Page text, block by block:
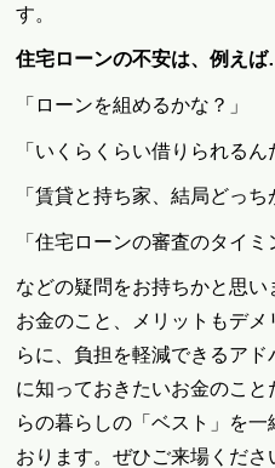
す。
住宅ローンの不安は、例え
「ローンを組めるかな？」
「いくらくらい借りられるん
「賃貸と持ち家、結局どっち
「住宅ローンの審査のタイミ
などの疑問をお持ちかと思
お金のこと、メリットもデ
らに、負担を軽減できるア
に知っておきたいお金のこ
らの暮らしの「ベスト」を
おります。ぜひご来場くださ